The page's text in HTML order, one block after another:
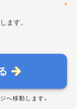
*
ます。
へ移動します。